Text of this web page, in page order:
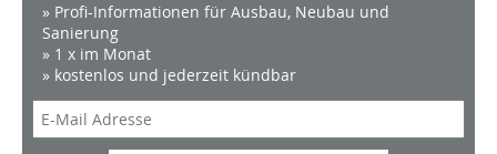
» Profi-Informationen für Ausbau, Neubau und
Sanierung
» 1 x im Monat
» kostenlos und jederzeit kündbar